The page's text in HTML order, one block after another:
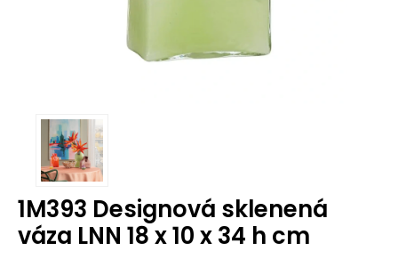
1M393 Designová sklenená
váza LNN 18 x 10 x 34 h cm